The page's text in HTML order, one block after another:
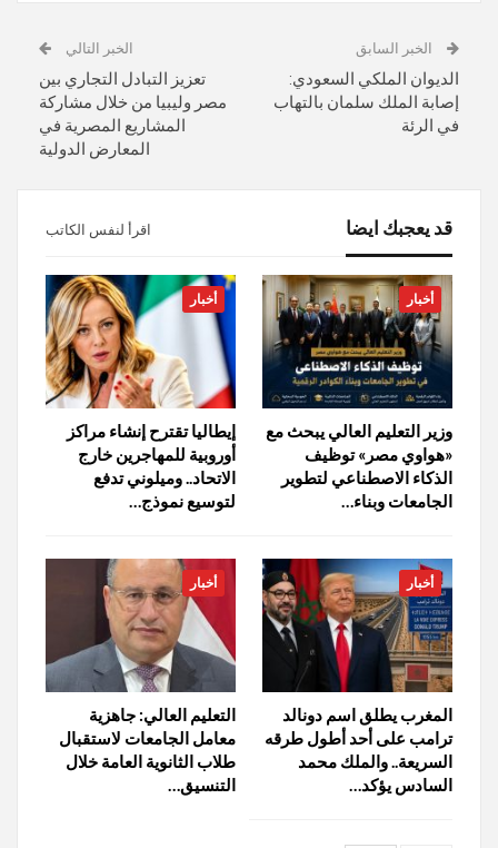
الخبر السابق
الديوان الملكي السعودي:
إصابة الملك سلمان بالتهاب
في الرئة
الخبر التالي
تعزيز التبادل التجاري بين
مصر وليبيا من خلال مشاركة
المشاريع المصرية في
المعارض الدولية
قد يعجبك ايضا اقرأ لنفس الكاتب
أخبار
وزير التعليم العالي يبحث مع
«هواوي مصر» توظيف
الذكاء الاصطناعي لتطوير
الجامعات وبناء…
أخبار
إيطاليا تقترح إنشاء مراكز
أوروبية للمهاجرين خارج
الاتحاد.. وميلوني تدفع
لتوسيع نموذج…
أخبار
المغرب يطلق اسم دونالد
ترامب على أحد أطول طرقه
السريعة.. والملك محمد
السادس يؤكد…
أخبار
التعليم العالي: جاهزية
معامل الجامعات لاستقبال
طلاب الثانوية العامة خلال
التنسيق…